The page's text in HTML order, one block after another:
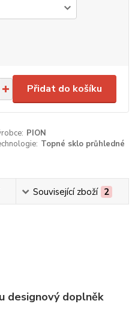
Přidat do košíku
PION
Topné sklo průhledné
Související zboží 2
designový doplněk